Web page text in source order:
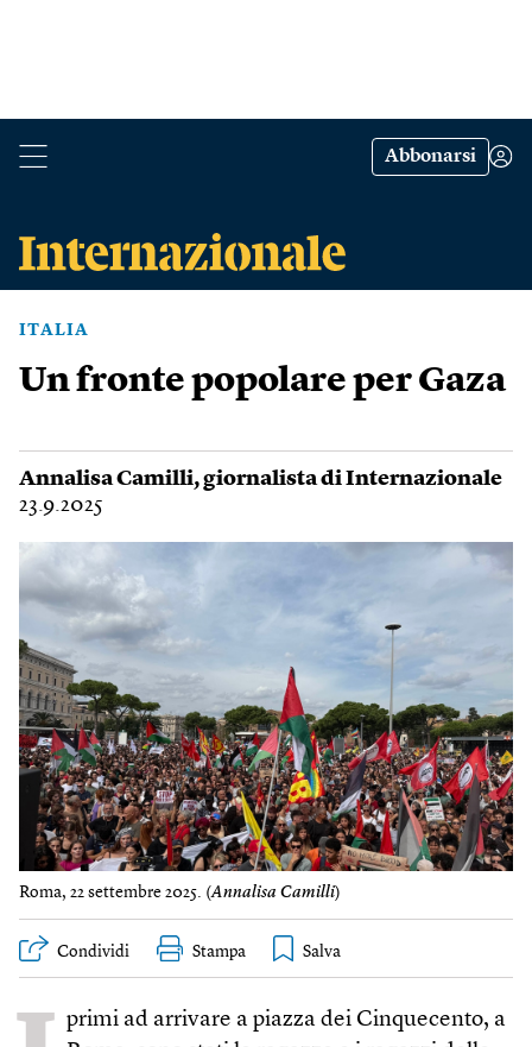
Abbonarsi
ITALIA
Un fronte popolare per Gaza
Annalisa Camilli, giornalista di Internazionale
23.9.2025
Roma, 22 settembre 2025. (Annalisa Camilli)
Condividi Stampa
primi ad arrivare a piazza dei Cinquecento, a